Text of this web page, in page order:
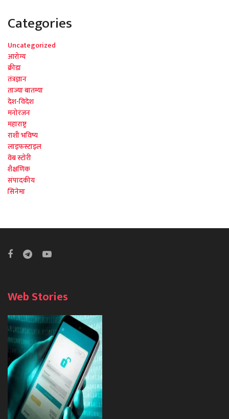
Categories
Uncategorized
आरोग्य
क्रीडा
तंत्रज्ञान
ताज्या बातम्या
देश-विदेश
मनोरंजन
महाराष्ट्र
राशी भविष्य
लाइफस्टाइल
वेब स्टोरी
शैक्षणिक
संपादकीय
सिनेमा
Web Stories